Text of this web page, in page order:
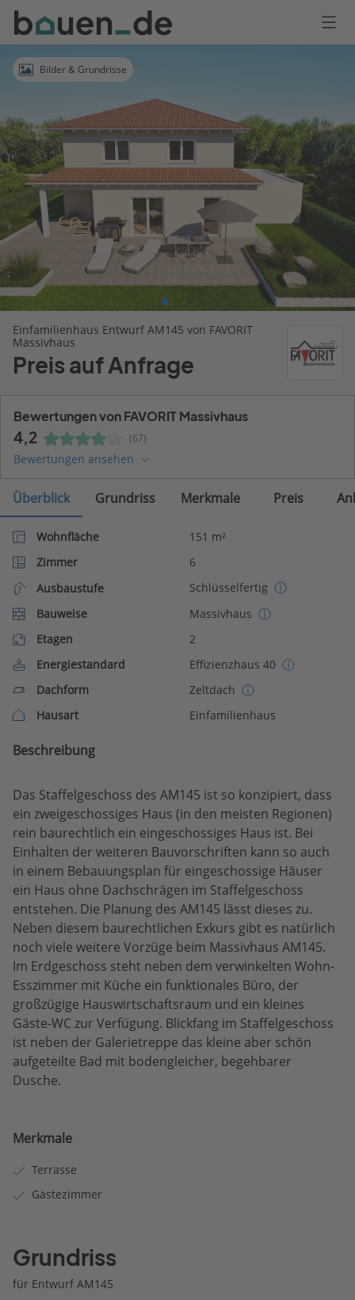
Bauen
Logo
AnmeldenBilder & Grundrisse
Einfamilienhaus Entwurf AM145 von FAVORIT
Massivhaus
Preis auf Anfrage
Bewertungen von FAVORIT Massivhaus
4,2 (67)
Bewertungen ansehen
Überblick Grundriss Merkmale Preis
Wohnfläche
151 m²
Zimmer
6
Ausbaustufe
Schlüsselfertig
Bauweise
Massivhaus
Etagen
2
Energiestandard
Effizienzhaus 40
Dachform
Zeltdach
Hausart
Einfamilienhaus
Beschreibung
Das Staffelgeschoss des AM145 ist so konzipiert, dass
ein zweigeschossiges Haus (in den meisten Regionen)
rein baurechtlich ein eingeschossiges Haus ist. Bei
Einhalten der weiteren Bauvorschriften kann so auch
in einem Bebauungsplan für eingeschossige Häuser
ein Haus ohne Dachschrägen im Staffelgeschoss
entstehen. Die Planung des AM145 lässt dieses zu.
Neben diesem baurechtlichen Exkurs gibt es natürlich
noch viele weitere Vorzüge beim Massivhaus AM145.
Im Erdgeschoss steht neben dem verwinkelten Wohn-
Esszimmer mit Küche ein funktionales Büro, der
großzügige Hauswirtschaftsraum und ein kleines
Gäste-WC zur Verfügung. Blickfang im Staffelgeschoss
ist neben der Galerietreppe das kleine aber schön
aufgeteilte Bad mit bodengleicher, begehbarer
Dusche.
Merkmale
Terrasse
Gästezimmer
Grundriss
für Entwurf AM145